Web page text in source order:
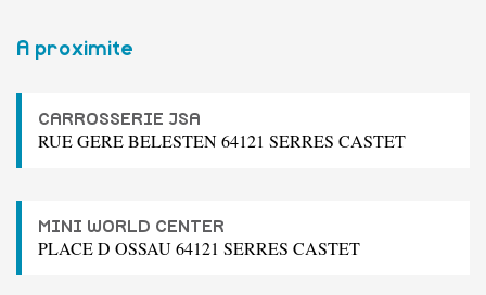
A proximite
CARROSSERIE JSA
RUE GERE BELESTEN 64121 SERRES CASTET
MINI WORLD CENTER
PLACE D OSSAU 64121 SERRES CASTET